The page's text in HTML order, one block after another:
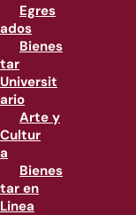
Egres
ados
Bienes
tar
Universit
ario
Arte y
Cultur
a
Bienes
tar en
Linea